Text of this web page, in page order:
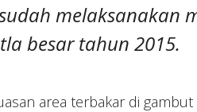
melaksanakan
besar tahun 2015.
area terbakar di